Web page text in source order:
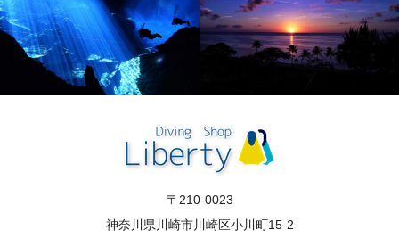
〒210-0023
神奈川県川崎市川崎区小川町15-2